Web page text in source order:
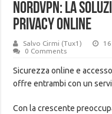
NordVPN: la
privacy online
Salvo Cirmi (Tux1)
0 Comments
Sicurezza online e
offre entrambi con un
Con la crescente